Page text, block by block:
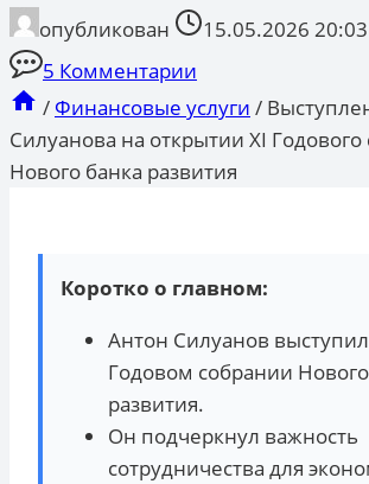
опубликован
15.05.2026 20:03
5 Комментарии
/ Финансовые услуги /
Силуанова на открытии XI Годового
Нового банка развития
Коротко о главном:
Антон Силуанов выступил
Годовом собрании
развития.
Он подчеркнул важность
сотрудничества для